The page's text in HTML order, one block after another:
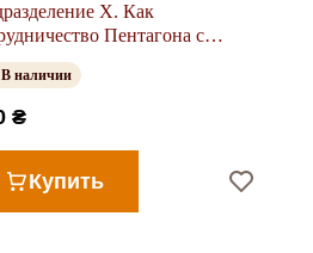
Х. Как
Пентагона с
долиной меняет
войны
В наличии
₴
Купить